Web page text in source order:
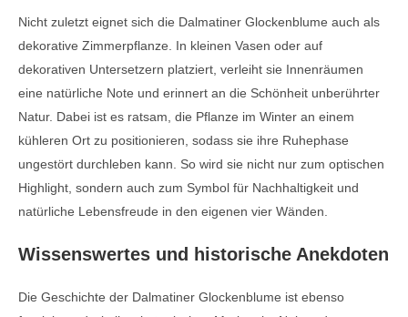
Nicht zuletzt eignet sich die Dalmatiner Glockenblume auch als
dekorative Zimmerpflanze. In kleinen Vasen oder auf
dekorativen Untersetzern platziert, verleiht sie Innenräumen
eine natürliche Note und erinnert an die Schönheit unberührter
Natur. Dabei ist es ratsam, die Pflanze im Winter an einem
kühleren Ort zu positionieren, sodass sie ihre Ruhephase
ungestört durchleben kann. So wird sie nicht nur zum optischen
Highlight, sondern auch zum Symbol für Nachhaltigkeit und
natürliche Lebensfreude in den eigenen vier Wänden.
Wissenswertes und historische Anekdoten
Die Geschichte der Dalmatiner Glockenblume ist ebenso